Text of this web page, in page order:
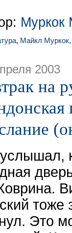
Муркок
, Майкл Муркок
2003
на
Это